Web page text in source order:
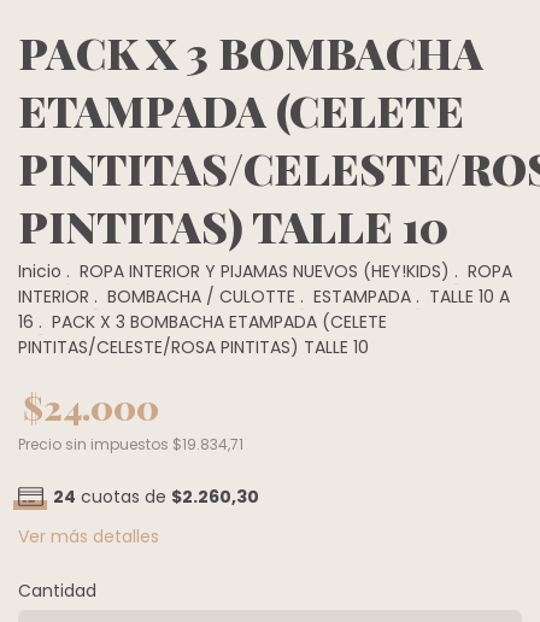
PACK X 3 BOMBACHA
ETAMPADA (CELETE
PINTITAS/CELESTE/
PINTITAS) TALLE 10
Inicio . ROPA INTERIOR Y PIJAMAS NUEVOS (HEY!KIDS) . ROPA
INTERIOR . BOMBACHA / CULOTTE . ESTAMPADA . TALLE 10 A
16 . PACK X 3 BOMBACHA ETAMPADA (CELETE
PINTITAS/CELESTE/ROSA PINTITAS) TALLE 10
$24.000
Precio sin impuestos $19.834,71
24 cuotas de $2.260,30
Ver más detalles
Cantidad